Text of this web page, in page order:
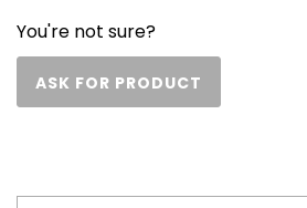
You're not sure?
ASK FOR PRODUCT